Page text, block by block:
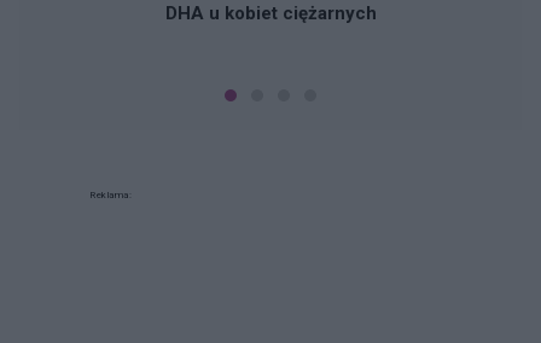
DHA u kobiet ciężarnych
Reklama: